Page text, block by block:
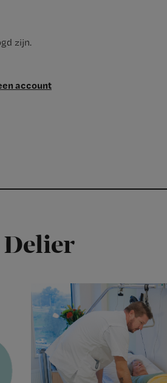
zijn.
account
Delier